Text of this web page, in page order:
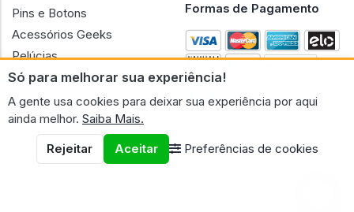
Só para melhorar sua experiência!
A gente usa cookies para deixar sua experiência por aqui
ainda melhor. Saiba Mais.
Rejeitar
Aceitar Preferências de cookies
Pins e Botons
Acessórios Geeks
Pelúcias
Bonecas
Formas de Pagamento
CNPJ n.º 30.220.458/0001-17 - GERAL GEEK PORTAL ELETRONICO